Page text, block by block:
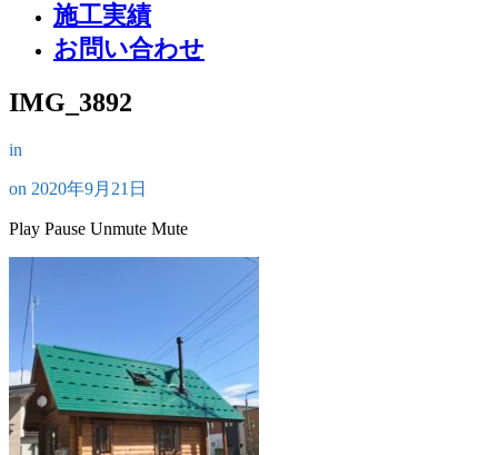
施工実績
お問い合わせ
IMG_3892
in
on 2020年9月21日
Play Pause Unmute Mute